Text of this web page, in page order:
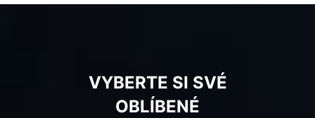
VYBERTE SI SVÉ
OBLÍBENÉ